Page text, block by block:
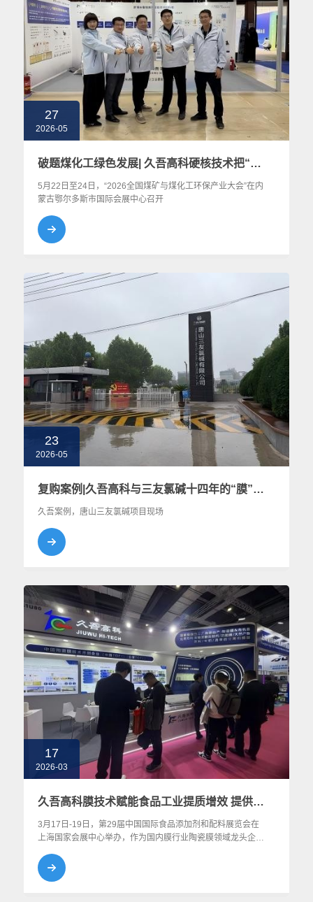
27
2026-05
破题煤化工绿色发展| 久吾高科硬核技术把“包袱”变成“财富”
5月22日至24日，“2026全国煤矿与煤化工环保产业大会”在内
蒙古鄂尔多斯市国际会展中心召开
23
2026-05
复购案例|久吾高科与三友氯碱十四年的“膜”力进阶之路
久吾案例，唐山三友氯碱项目现场
17
2026-03
久吾高科膜技术赋能食品工业提质增效 提供一站式多场景解决方案
3月17日-19日，第29届中国国际食品添加剂和配料展览会在
上海国家会展中心举办，作为国内膜行业陶瓷膜领域龙头企
南白药、劲牌酒业、金龙鱼等行业头部企业建立了良好的合作
关系。此次展会公司携旗下食品级膜分离全套解决方案亮相，